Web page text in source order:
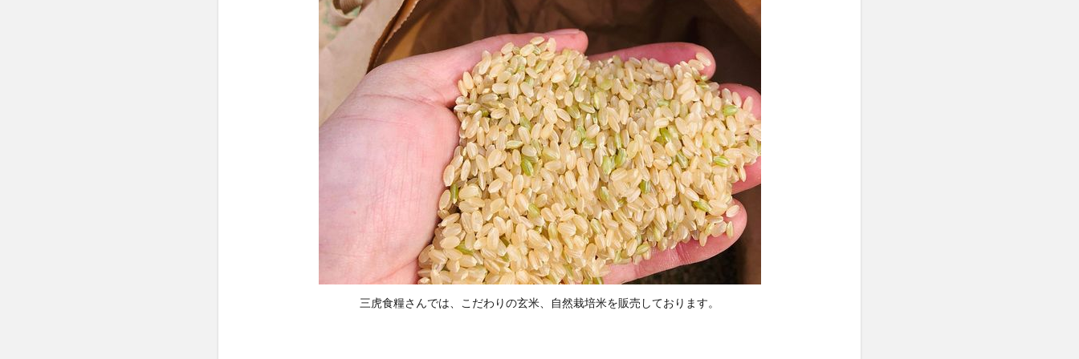
三虎食糧さんでは、こだわりの玄米、自然栽培米を販売しております。